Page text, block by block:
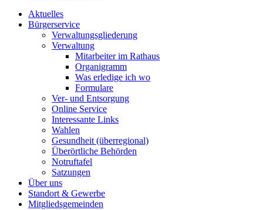
Aktuelles
Bürgerservice
Verwaltungsgliederung
Verwaltung
Mitarbeiter im Rathaus
Organigramm
Was erledige ich wo
Formulare
Ver- und Entsorgung
Online Service
Interessante Links
Wahlen
Gesundheit (überregional)
Überörtliche Behörden
Notruftafel
Satzungen
Über uns
Standort & Gewerbe
Mitgliedsgemeinden